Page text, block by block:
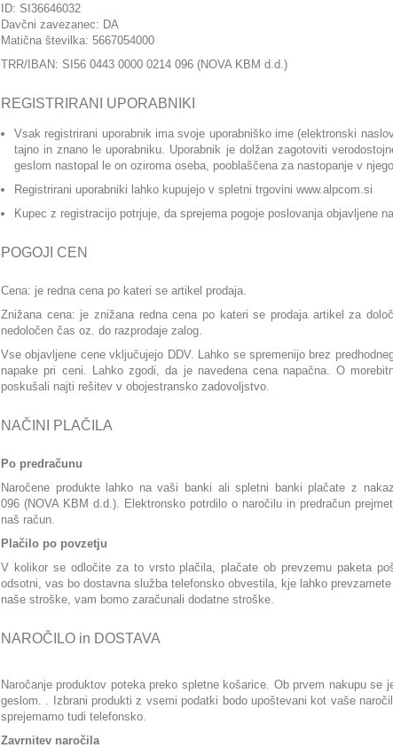
ID: SI36646032
Davčni zavezanec: DA
Matična številka: 5667054000
TRR/IBAN: SI56 0443 0000 0214 096 (NOVA KBM d.d.)
REGISTRIRANI UPORABNIKI
Vsak registrirani uporabnik ima svoje uporabniško ime (elektronski
tajno in znano le uporabniku. Uporabnik je dolžan zagotoviti
geslom nastopal le on oziroma oseba, pooblaščena za nastopanje v
Registrirani uporabniki lahko kupujejo v spletni trgovini www.alpcom.si
Kupec z registracijo potrjuje, da sprejema pogoje poslovanja objavljene
POGOJI CEN
Cena: je redna cena po kateri se artikel prodaja.
Znižana cena: je znižana redna cena po kateri se prodaja artikel za
nedoločen čas oz. do razprodaje zalog.
Vse objavljene cene vključujejo DDV. Lahko se spremenijo brez
napake pri ceni. Lahko zgodi, da je navedena cena napačna. O
poskušali najti rešitev v obojestransko zadovoljstvo.
NAČINI PLAČILA
Po predračunu
Naročene produkte lahko na vaši banki ali spletni banki plačate z
096 (NOVA KBM d.d.). Elektronsko potrdilo o naročilu in predračun
naš račun.
Plačilo po povzetju
V kolikor se odločite za to vrsto plačila, plačate ob prevzemu paketa
odsotni, vas bo dostavna služba telefonsko obvestila, kje lahko
naše stroške, vam bomo zaračunali dodatne stroške.
NAROČILO in DOSTAVA
Naročanje produktov poteka preko spletne košarice. Ob prvem nakupu
geslom. . Izbrani produkti z vsemi podatki bodo upoštevani kot vaše
sprejemamo tudi telefonsko.
Zavrnitev naročila